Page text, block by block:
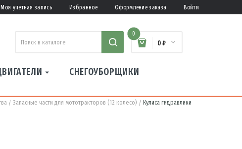
Моя учетная запись Избранное Оформление заказа Войти
0
0 ₽
СНЕГОУБОРЩИКИ
Запасные части для мототракторов (12 колесо) Кулиса гидравлики